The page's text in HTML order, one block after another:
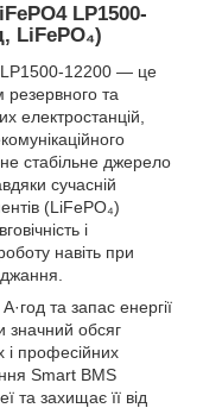
LP1500-
LiFePO₄)
LP1500-12200 — це
резервного та
електростанцій,
стабільне джерело
сучасній
(LiFePO₄)
і
навіть при
та запас енергії
значний обсяг
і професійних
Smart BMS
та захищає її від